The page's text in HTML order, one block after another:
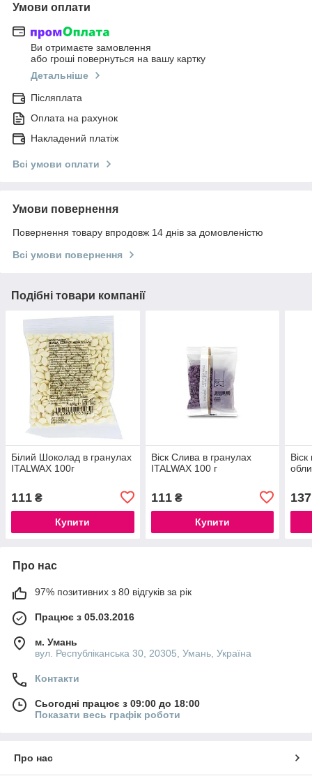
Умови оплати
Ви отримаєте замовлення
або гроші повернуться на вашу картку
Детальніше
Післяплата
Оплата на рахунок
Накладений платіж
Всі умови оплати
Умови повернення
Повернення товару впродовж 14 днів за домовленістю
Всі умови повернення
Подібні товари компанії
Білий Шоколад в гранулах
ITALWAX 100г
111 ₴
Купити
Віск Слива в гранулах
ITALWAX 100 г
111₴
Купити
137
Про нас
97% позитивних з 80 відгуків за рік
Працює з 05.03.2016
м. Умань
вул. Республіканська 30, 20305, Умань, Україна
Контакти
Сьогодні працює з 09:00 до 18:00
Показати весь графік роботи
Про нас